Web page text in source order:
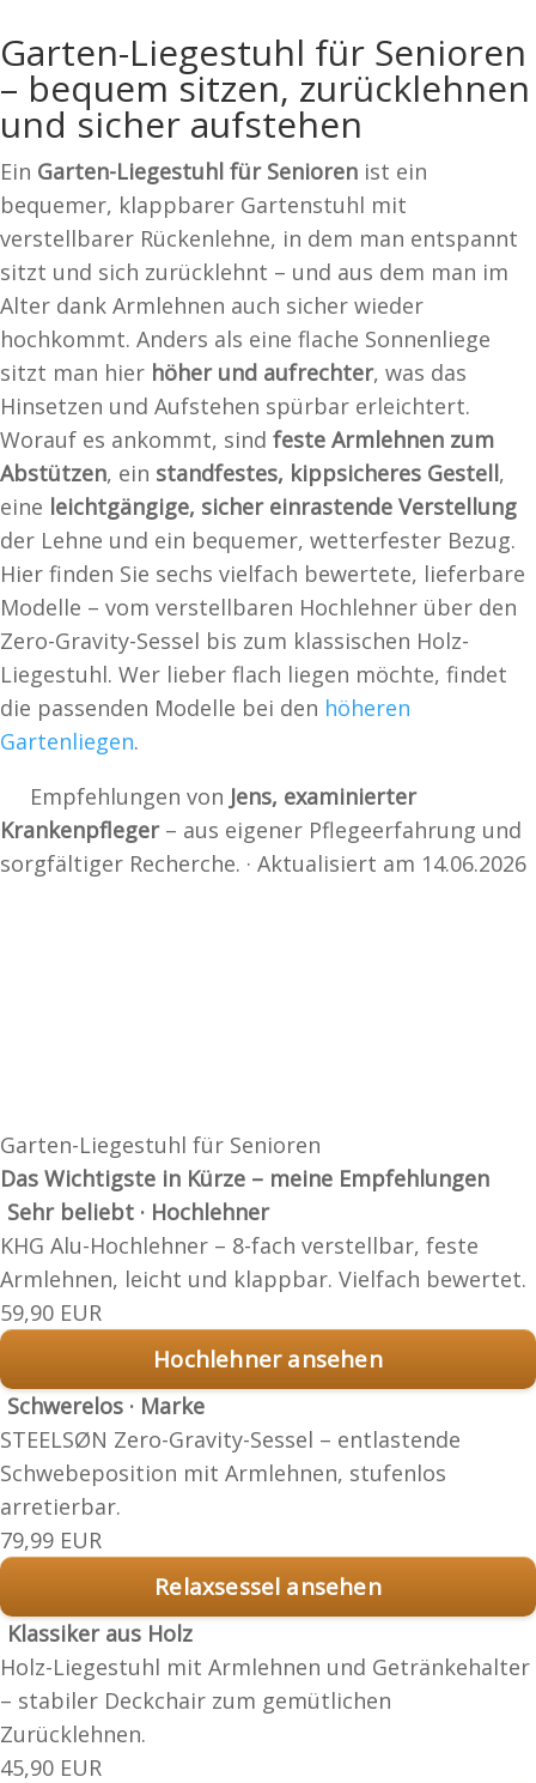
Garten-Liegestuhl für Senioren
– bequem sitzen, zurücklehnen
und sicher aufstehen
Ein Garten-Liegestuhl für Senioren ist ein
bequemer, klappbarer Gartenstuhl mit
verstellbarer Rückenlehne, in dem man entspannt
sitzt und sich zurücklehnt – und aus dem man im
Alter dank Armlehnen auch sicher wieder
hochkommt. Anders als eine flache Sonnenliege
sitzt man hier höher und aufrechter, was das
Hinsetzen und Aufstehen spürbar erleichtert.
Worauf es ankommt, sind feste Armlehnen zum
Abstützen, ein standfestes, kippsicheres Gestell,
eine leichtgängige, sicher einrastende Verstellung
der Lehne und ein bequemer, wetterfester Bezug.
Hier finden Sie sechs vielfach bewertete, lieferbare
Modelle – vom verstellbaren Hochlehner über den
Zero-Gravity-Sessel bis zum klassischen Holz-
Liegestuhl. Wer lieber flach liegen möchte, findet
die passenden Modelle bei den höheren
Gartenliegen.
Empfehlungen von Jens, examinierter
Krankenpfleger– aus eigener Pflegeerfahrung und
sorgfältiger Recherche. · Aktualisiert am 14.06.2026
Garten-Liegestuhl für Senioren
Das Wichtigste in Kürze – meine Empfehlungen
Sehr beliebt · Hochlehner
KHG Alu-Hochlehner – 8-fach verstellbar, feste
Armlehnen, leicht und klappbar. Vielfach bewertet.
59,90 EUR
Hochlehner ansehen
Schwerelos · Marke
STEELSØN Zero-Gravity-Sessel – entlastende
Schwebeposition mit Armlehnen, stufenlos
arretierbar.
79,99 EUR
Relaxsessel ansehen
Klassiker aus Holz
Holz-Liegestuhl mit Armlehnen und Getränkehalter
– stabiler Deckchair zum gemütlichen
Zurücklehnen.
45,90 EUR